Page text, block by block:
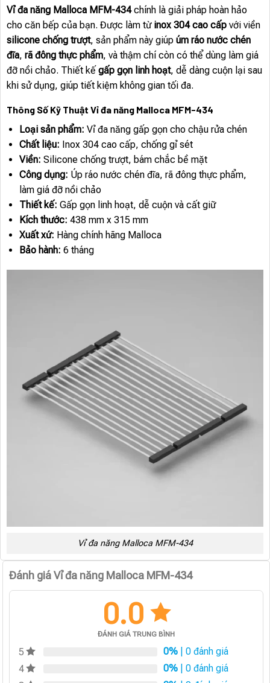
Vỉ đa năng Malloca MFM-434chính là giải pháp hoàn hảo
cho căn bếp của bạn. Được làm từ inox 304 cao cấp với viền
silicone chống trượt, sản phẩm này giúp úm ráo nước chén
đĩa, rã đông thực phẩm, và thậm chí còn có thể dùng làm giá
đỡ nồi chảo. Thiết kế gấp gọn linh hoạt, dễ dàng cuộn lại sau
khi sử dụng, giúp tiết kiệm không gian tối đa.
Thông Số Kỹ Thuật Vỉ đa năng Malloca MFM-434
Loại sản phẩm: Vỉ đa năng gấp gọn cho chậu rửa chén
Chất liệu: Inox 304 cao cấp, chống gỉ sét
Viền: Silicone chống trượt, bám chắc bề mặt
Công dụng: Úp ráo nước chén đĩa, rã đông thực phẩm,
làm giá đỡ nồi chảo
Thiết kế: Gấp gọn linh hoạt, dễ cuộn và cất giữ
Kích thước: 438 mm x 315 mm
Xuất xứ: Hàng chính hãng Malloca
Bảo hành: 6 tháng
Vỉ đa năng Malloca MFM-434
Đánh giá Vỉ đa năng Malloca MFM-434
0.0
ĐÁNH GIÁ TRUNG BÌNH
5 0% | 0 đánh giá
4
0% | 0 đánh giá